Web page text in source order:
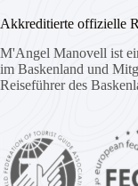
Akkreditierte offizielle
M'Angel Manovell ist
im Baskenland und
Reiseführer des